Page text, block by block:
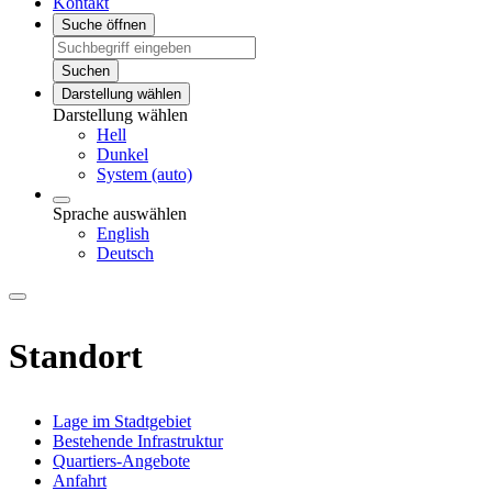
Suche öffnen
Suchen
Darstellung wählen
Darstellung wählen
Hell
Dunkel
System (auto)
Sprache auswählen
English
Deutsch
Standort
Lage im Stadtgebiet
Bestehende Infrastruktur
Quartiers-Angebote
Anfahrt